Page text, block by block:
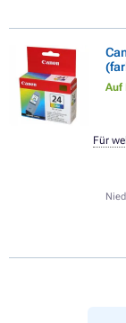
Auf
Für